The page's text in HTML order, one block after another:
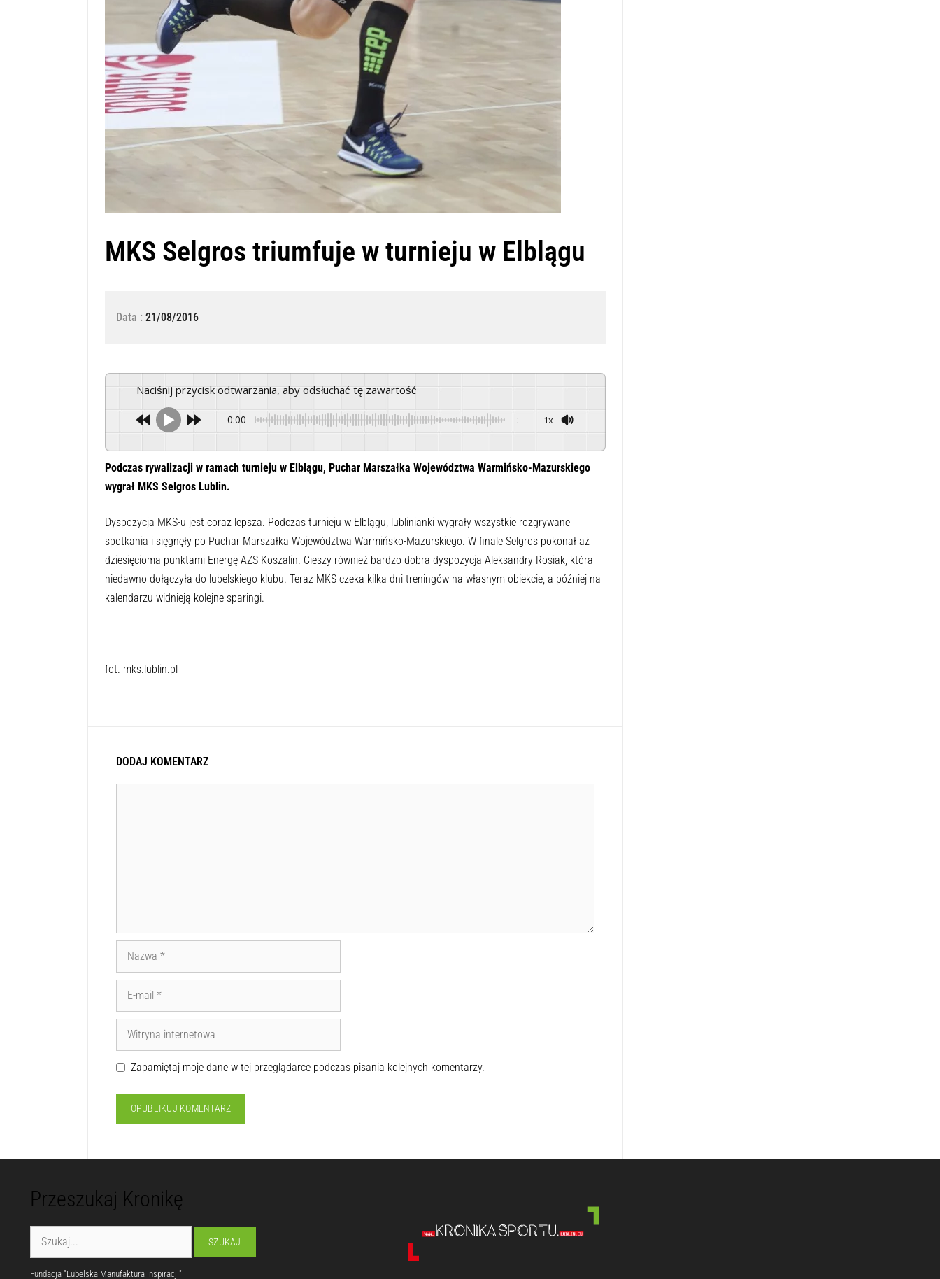
MKS Selgros triumfuje w turnieju w Elblągu
Data : 21/08/2016
Naciśnij przycisk odtwarzania, aby odsłuchać tę zawartość
0:00 -:-- 1x
Podczas rywalizacji w ramach turnieju w Elblągu, Puchar Marszałka Województwa Warmińsko-Mazurskiego
wygrał MKS Selgros Lublin.
Dyspozycja MKS-u jest coraz lepsza. Podczas turnieju w Elblągu, lublinianki wygrały wszystkie rozgrywane
spotkania i sięgnęły po Puchar Marszałka Województwa Warmińsko-Mazurskiego. W finale Selgros pokonał aż
dziesięcioma punktami Energę AZS Koszalin. Cieszy również bardzo dobra dyspozycja Aleksandry Rosiak, która
niedawno dołączyła do lubelskiego klubu. Teraz MKS czeka kilka dni treningów na własnym obiekcie, a później na
kalendarzu widnieją kolejne sparingi.
fot. mks.lublin.pl
DODAJ KOMENTARZ
Zapamiętaj moje dane w tej przeglądarce podczas pisania kolejnych komentarzy.
Przeszukaj Kronikę
Fundacja "Lubelska Manufaktura Inspiracji"